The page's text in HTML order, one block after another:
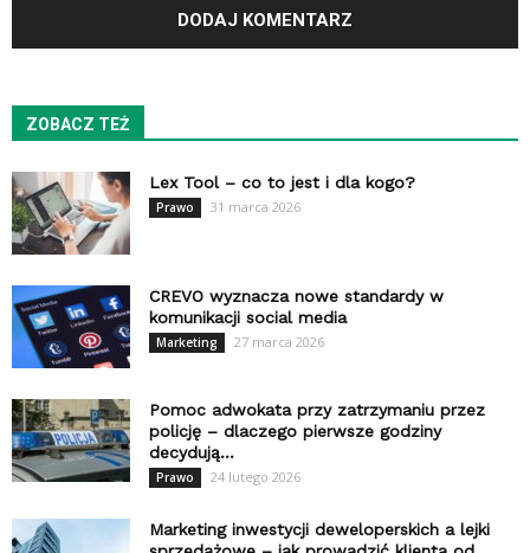
ZOBACZ TEŻ
Lex Tool – co to jest i dla kogo?
Prawo 31 marca 2026
CREVO wyznacza nowe standardy w
komunikacji social media
Marketing 27 marca 2026
Pomoc adwokata przy zatrzymaniu przez
policję – dlaczego pierwsze godziny
decydują...
Prawo 24 lutego 2026
Marketing inwestycji deweloperskich a lejki